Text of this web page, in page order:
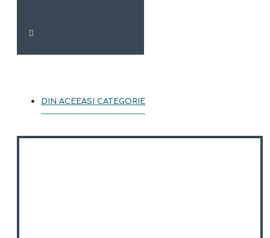
DIN ACEEASI CATEGORIE